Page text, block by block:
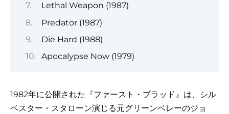
Lethal Weapon (1987)
Predator (1987)
Die Hard (1988)
Apocalypse Now (1979)
1982年に公開された『ファースト・ブラッド』は、シル
ベスター・スタローン演じる元グリーンベレーのジョ